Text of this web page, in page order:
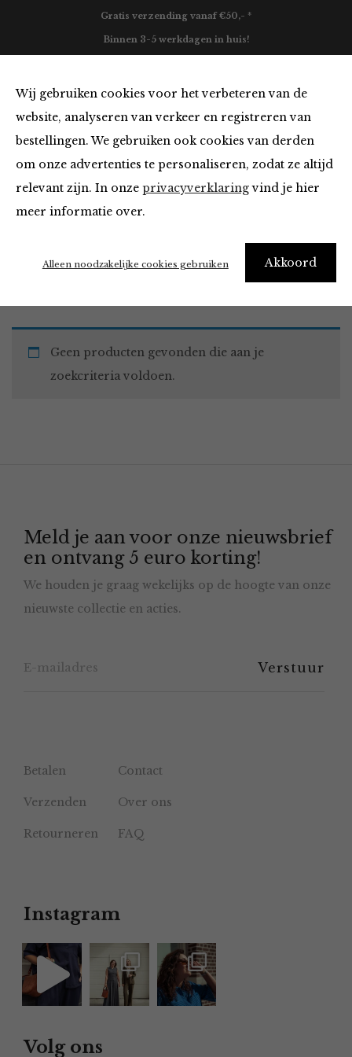
Wij gebruiken cookies voor het verbeteren van de
website, analyseren van verkeer en registreren van
bestellingen. We gebruiken ook cookies van derden
om onze advertenties te personaliseren, zodat ze altijd
relevant zijn. In onze privacyverklaringvind je hier
meer informatie over.
Akkoord
Alleen noodzakelijke cookies gebruiken
Gratis verzending vanaf €50,- *
Binnen 3-5 werkdagen in huis!
Must Haves van
Home Winkel Accessoires Must Haves
Geen producten gevonden die aan je
zoekcriteria voldoen.
Meld je aan voor onze nieuwsbrief
en ontvang 5 euro korting!
We houden je graag wekelijks op de hoogte van onze
nieuwste collectie en acties.
Betalen Contact
Verzenden Over ons
Retourneren FAQ
Instagram
Volg ons